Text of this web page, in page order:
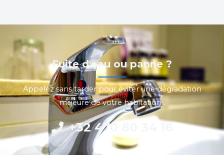
Fuite d'eau ou panne ?
Appelez sans tarder pour éviter une dégradation
majeure de votre habitation .
+32 470 80 34 16